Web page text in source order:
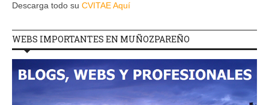
Descarga todo su CVITAE Aquí
WEBS IMPORTANTES EN MUÑOZPAREÑO